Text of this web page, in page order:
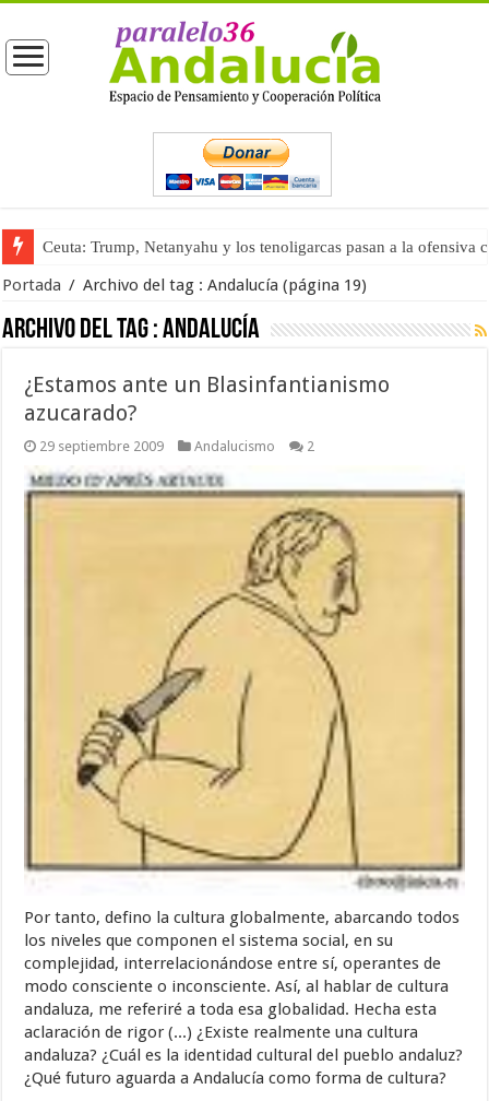
Ceuta: Trump, Netanyahu y los tenoligarcas pasan a la ofensiva
Portada / Archivo del tag :Andalucía (página 19)
Archivo del tag :Andalucía
¿Estamos ante un Blasinfantianismo
azucarado?
29 septiembre 2009 Andalucismo 2
Por tanto, defino la cultura globalmente, abarcando todos
los niveles que componen el sistema social, en su
complejidad, interrelacionándose entre sí, operantes de
modo consciente o inconsciente. Así, al hablar de cultura
andaluza, me referiré a toda esa globalidad. Hecha esta
aclaración de rigor (...) ¿Existe realmente una cultura
andaluza? ¿Cuál es la identidad cultural del pueblo andaluz?
¿Qué futuro aguarda a Andalucía como forma de cultura?